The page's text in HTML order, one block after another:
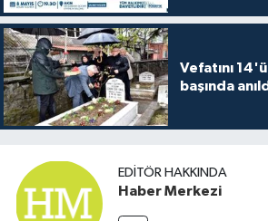
Vefatını
başında
EDITÖR HAKKINDA
Haber Merkezi